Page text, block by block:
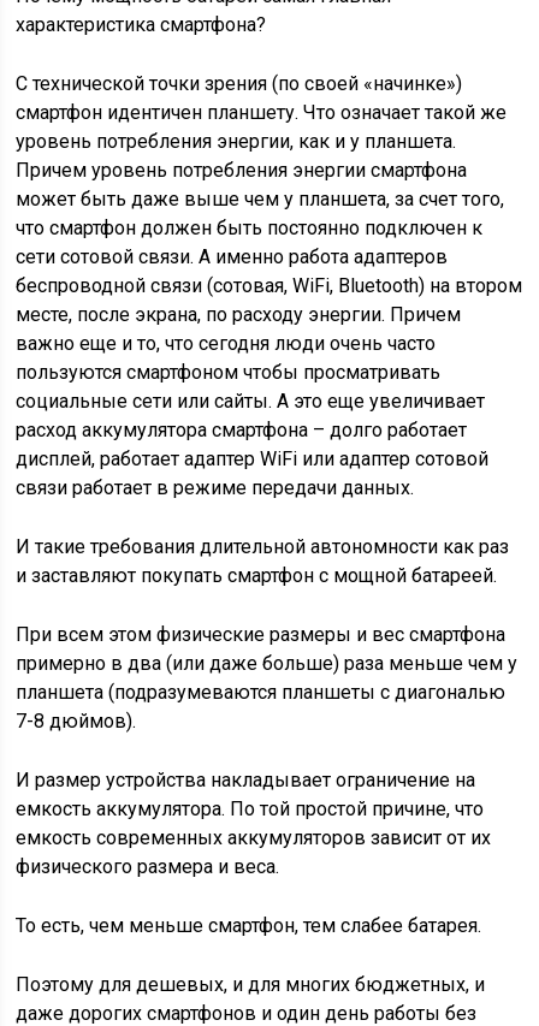
характеристика смартфона?
С технической точки зрения (по своей «начинке»)
смартфон идентичен планшету. Что означает такой же
уровень потребления энергии, как и у планшета.
Причем уровень потребления энергии смартфона
может быть даже выше чем у планшета, за счет того,
что смартфон должен быть постоянно подключен к
сети сотовой связи. А именно работа адаптеров
беспроводной связи (сотовая, WiFi, Bluetooth) на втором
месте, после экрана, по расходу энергии. Причем
важно еще и то, что сегодня люди очень часто
пользуются смартфоном чтобы просматривать
социальные сети или сайты. А это еще увеличивает
расход аккумулятора смартфона – долго работает
дисплей, работает адаптер WiFi или адаптер сотовой
связи работает в режиме передачи данных.
И такие требования длительной автономности как раз
и заставляют покупать смартфон с мощной батареей.
При всем этом физические размеры и вес смартфона
примерно в два (или даже больше) раза меньше чем у
планшета (подразумеваются планшеты с диагональю
7-8 дюймов).
И размер устройства накладывает ограничение на
емкость аккумулятора. По той простой причине, что
емкость современных аккумуляторов зависит от их
физического размера и веса.
То есть, чем меньше смартфон, тем слабее батарея.
Поэтому для дешевых, и для многих бюджетных, и
даже дорогих смартфонов и один день работы без